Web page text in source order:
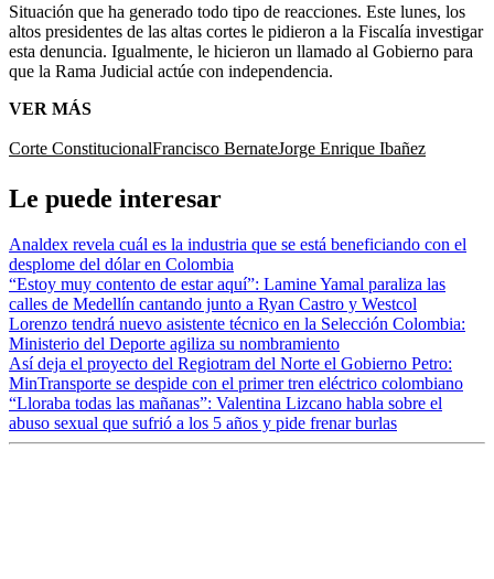
Situación que ha generado todo tipo de reacciones. Este lunes, los
altos presidentes de las altas cortes le pidieron a la Fiscalía investigar
esta denuncia. Igualmente, le hicieron un llamado al Gobierno para
que la Rama Judicial actúe con independencia.
VER MÁS
Corte ConstitucionalFrancisco BernateJorge Enrique Ibañez
Le puede interesar
Analdex revela cuál es la industria que se está beneficiando con el
desplome del dólar en Colombia
“Estoy muy contento de estar aquí”: Lamine Yamal paraliza las
calles de Medellín cantando junto a Ryan Castro y Westcol
Lorenzo tendrá nuevo asistente técnico en la Selección Colombia:
Ministerio del Deporte agiliza su nombramiento
Así deja el proyecto del Regiotram del Norte el Gobierno Petro:
MinTransporte se despide con el primer tren eléctrico colombiano
“Lloraba todas las mañanas”: Valentina Lizcano habla sobre el
abuso sexual que sufrió a los 5 años y pide frenar burlas